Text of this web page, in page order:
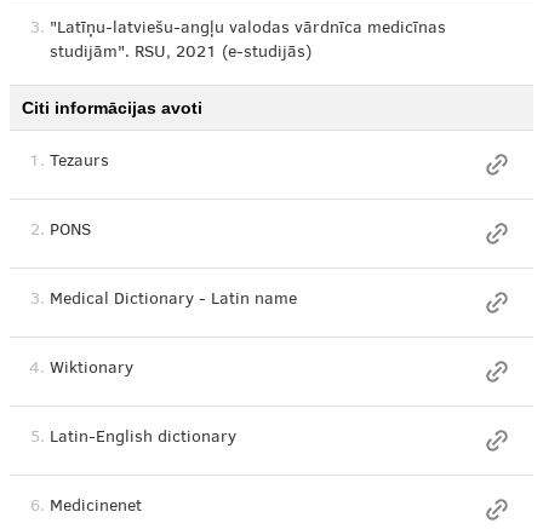
3. "Latīņu-latviešu-angļu valodas vārdnīca medicīnas
studijām". RSU, 2021 (e-studijās)
Citi informācijas avoti
1. Tezaurs
2. PONS
3. Medical Dictionary - Latin name
4. Wiktionary
5. Latin-English dictionary
6. Medicinenet